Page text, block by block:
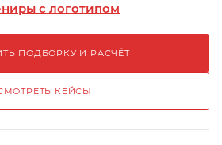
с логотипом
ПОДБОРКУ И РАСЧЁТ
КЕЙСЫ